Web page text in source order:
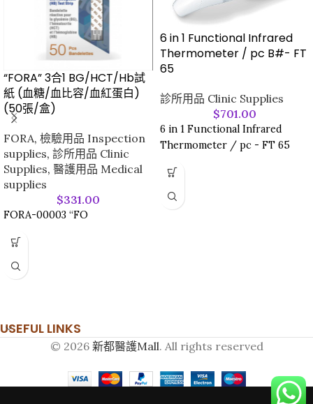
“FORA” 3合1 BG/HCT/Hb試
紙 (血糖/血比容/血紅蛋白)
(50張/盒)
FORA, 檢驗用品 Inspection
supplies, 診所用品 Clinic
Supplies, 醫護用品 Medical
supplies
$331.00
FORA-00003 “FO
6 in 1 Functional Infrared
Thermometer / pc B#- FT
65
診所用品 Clinic Supplies
$701.00
6 in 1 Functional Infrared
Thermometer / pc - FT 65
USEFUL LINKS
© 2026 新都醫護Mall. All rights reserved